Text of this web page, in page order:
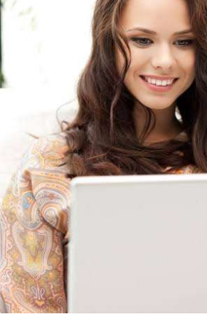
Lightning bị rút tiền và đã chặn truy cập
- Quy định & Pháp lý: Brazil công bố quy
từ 1/1/2027, yêu cầu tạm dừng 24h đối
crypto trên 10.000 USD chuyển sang nhà
hoặc ví tự quản. Fork BIP-110 của
2 block rồi dừng do thiếu hashpower,
block kéo dài nhiều giờ.
Lời khuyên từ chuyên gia: Thị trường
lũy với tâm lý sợ hãi chiếm ưu thế. Nhà
FOMO, tập trung quản trị rủi ro và chờ
từ dòng vốn ETF (tuần tốt nhất kể từ
trước khi gia tăng vị thế.
Xem chi tiết các bài viết đầy đủ tại dòng
#whalealertbtc
#brazilcryptoregulation